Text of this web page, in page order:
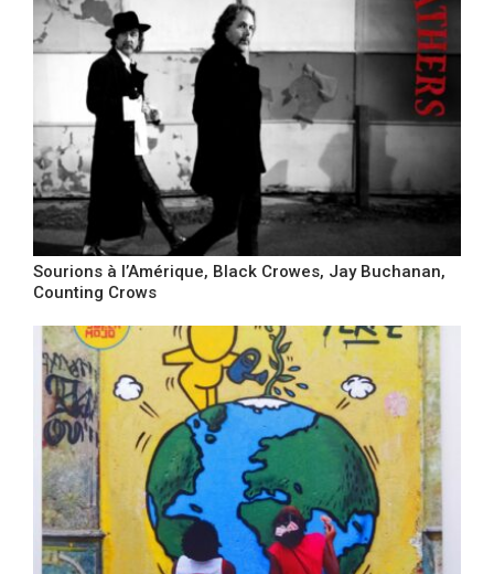
Sourions à l’Amérique, Black Crowes, Jay Buchanan,
Counting Crows